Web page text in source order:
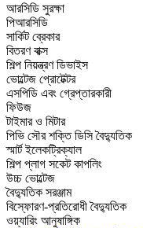
আরসিডি সুরক্ষা
পিআরসিডি
সার্কিট ব্রেকার
বিতরণ বাক্স
শিল্প নিয়ন্ত্রণ ডিভাইস
ভোল্টেজ প্রোটেক্টর
এসপিডি এবং গ্রেপ্তারকারী
ফিউজ
টাইমার ও মিটার
পিভি সৌর শক্তি ডিসি বৈদ্যুতিক
স্মার্ট ইলেকট্রিক্যাল
শিল্প প্লাগ সকেট কাপলিং
উচ্চ ভোল্টেজ
বৈদ্যুতিক সরঞ্জাম
বিস্ফোরণ-প্রতিরোধী বৈদ্যুতিক
ওয়্যারিং আনুষাঙ্গিক